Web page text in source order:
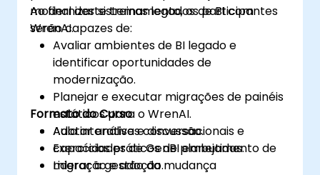
modernizar sistemas legados de BI com
WrenAI.
Ao final deste treinamento, os participantes
serão capazes de:
Avaliar ambientes de BI legado e
identificar oportunidades de
modernização.
Planejar e executar migrações de painéis
estáticos para o WrenAI.
Adotar análises conversacionais e
capacidades de GenBI embutidas.
Liderar a gestão da mudança
Formato do Curso
Aula interativa e discussão.
Exercícios práticos de planejamento de
migração e adoção.